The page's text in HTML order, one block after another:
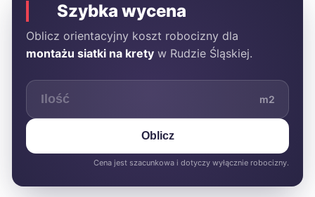
Szybka wycena
Oblicz orientacyjny koszt robocizny dla
montażu siatki na krety w Rudzie Śląskiej.
m2
Oblicz
Cena jest szacunkowa i dotyczy wyłącznie robocizny.